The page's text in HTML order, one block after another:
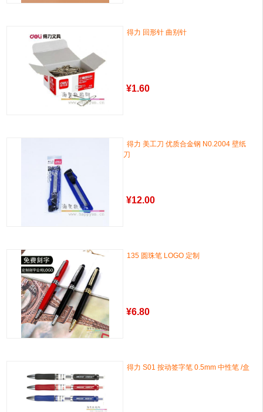
得力 回形针 曲别针
¥1.60
得力 美工刀 优质合金钢 N0.2004 壁纸
刀
¥12.00
135 圆珠笔 LOGO 定制
¥6.80
得力 S01 按动签字笔 0.5mm 中性笔 /盒